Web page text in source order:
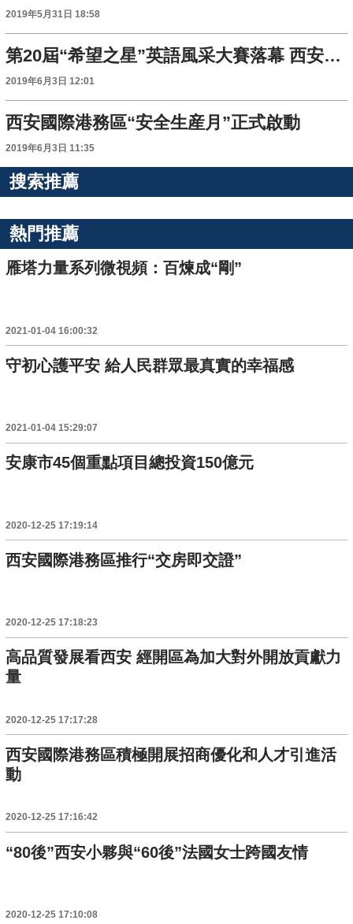
2019年5月31日 18:58
第20屆“希望之星”英語風采大賽落幕 西安經開第一學校43名學生獲獎
2019年6月3日 12:01
西安國際港務區“安全生産月”正式啟動
2019年6月3日 11:35
搜索推薦
熱門推薦
雁塔力量系列微視頻：百煉成“剛”
2021-01-04 16:00:32
守初心護平安 給人民群眾最真實的幸福感
2021-01-04 15:29:07
安康市45個重點項目總投資150億元
2020-12-25 17:19:14
西安國際港務區推行“交房即交證”
2020-12-25 17:18:23
高品質發展看西安 經開區為加大對外開放貢獻力
量
2020-12-25 17:17:28
西安國際港務區積極開展招商優化和人才引進活
動
2020-12-25 17:16:42
“80後”西安小夥與“60後”法國女士跨國友情
2020-12-25 17:10:08